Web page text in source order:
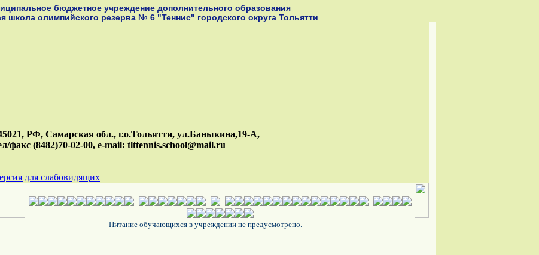
бюджетное учреждение дополнительного образования
школа олимпийского резерва № 6 "Теннис" городского округа Тольятти
РФ, Самарская обл., г.о.Тольятти, ул.Баныкина,19-А,
факс (8482)70-02-00, e-mail: tlttennis.school@mail.ru
для слабовидящих
Питание обучающихся в учреждении не предусмотрено.